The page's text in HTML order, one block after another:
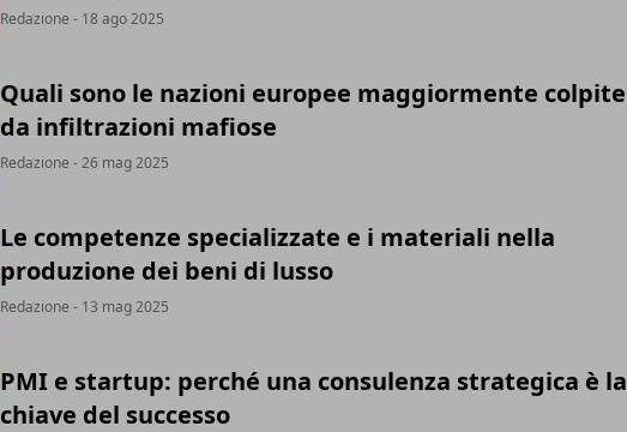
Redazione - 18 ago 2025
Quali sono le nazioni europee maggiormente colpite
da infiltrazioni mafiose
Redazione - 26 mag 2025
Le competenze specializzate e i materiali nella
produzione dei beni di lusso
Redazione - 13 mag 2025
PMI e startup: perché una consulenza strategica è la
chiave del successo